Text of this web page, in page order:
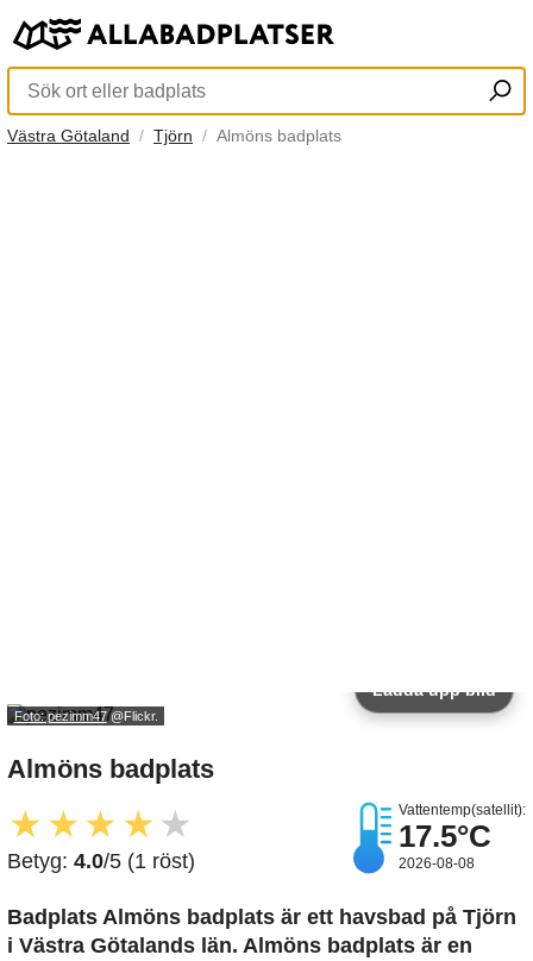
Västra Götaland Tjörn Almöns badplats
Foto: pezimm47@Flickr.
Ladda upp bild
Almöns badplats
★ ★★ ★ ★
Betyg: 4.0/5 (1 röst)
Vattentemp(satellit):
17.5°C
2026-08-08
Badplats Almöns badplats är ett havsbad på Tjörn
i Västra Götalands län. Almöns badplats är en